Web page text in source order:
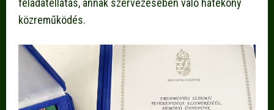
feladatellátás, annak szervezésében való hatékony
közreműködés.